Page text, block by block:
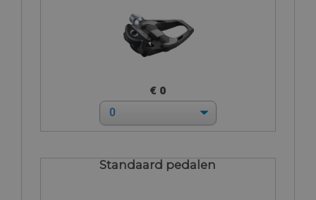
€ 0
Standaard pedalen